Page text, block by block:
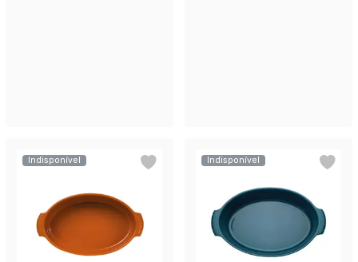
Indisponível Indisponível